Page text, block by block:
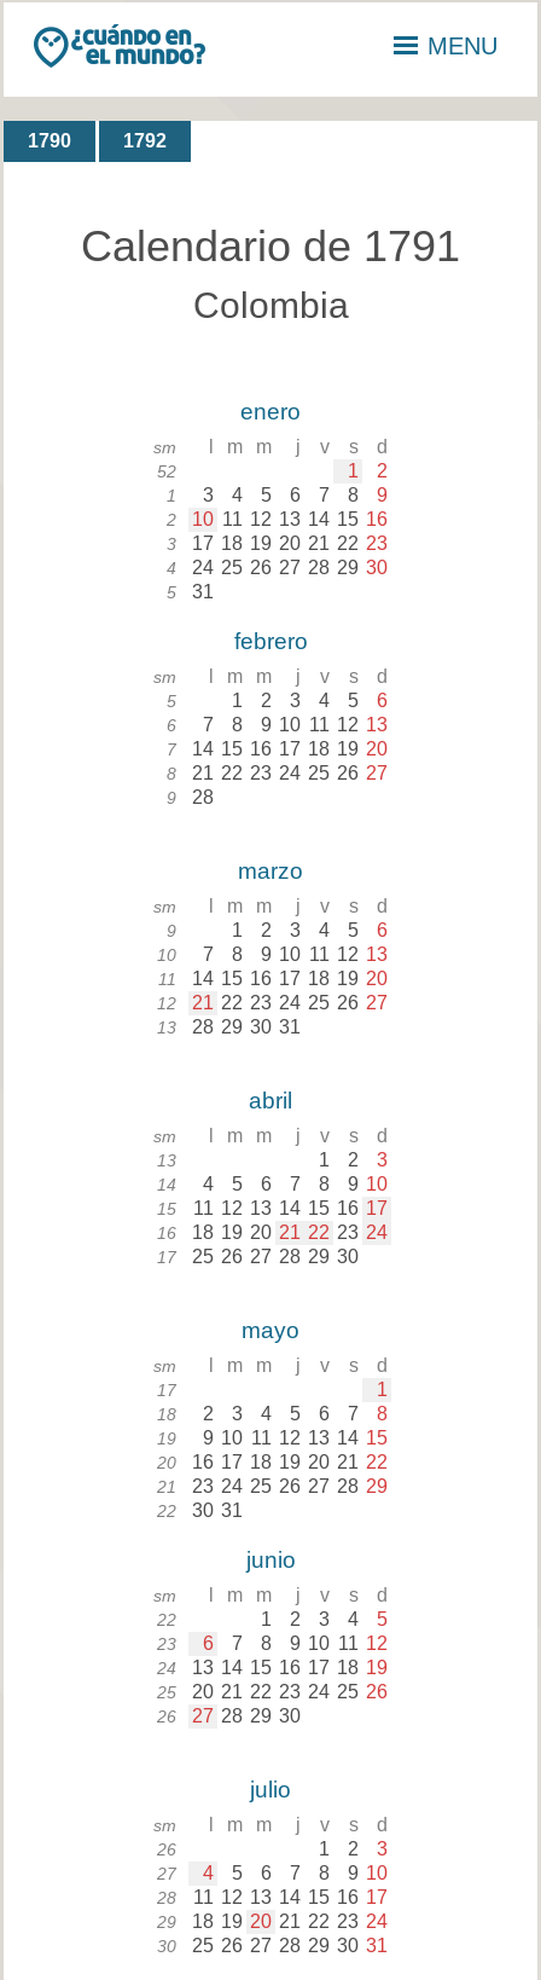
MENU
1790 1792
Calendario de 1791
Colombia
enero
sm m m j v s d
52 1 2
1 3 4 5 6 7 8 9
2 10 11 12 13 14 15 16
3 17 18 19 20 21 22 23
4 24 25 26 27 28 29 30
5 31
febrero
sm m m j v s d
5 1 2 3 4 5 6
6 7 8 9 10 11 12 13
7 14 15 16 17 18 19 20
8 21 22 23 24 25 26 27
9 28
marzo
sm m m j v s d
9 1 2 3 4 5 6
10 7 8 9 10 11 12 13
11 14 15 16 17 18 19 20
12 21 22 23 24 25 26 27
13 28 29 30 31
abril
sm m m j v s d
13 1 2 3
14 4 5 6 7 8 9 10
15 11 12 13 14 15 16 17
16 18 19 20 21 22 23 24
17 25 26 27 28 29 30
mayo
sm m m j v s d
17 1
18 2 3 4 5 6 7 8
19 9 10 11 12 13 14 15
20 16 17 18 19 20 21 22
21 23 24 25 26 27 28 29
22 30 31
junio
sm m m j v s d
22 1 2 3 4 5
23 6 7 8 9 10 11 12
24 13 14 15 16 17 18 19
25 20 21 22 23 24 25 26
26 27 28 29 30
julio
sm m m j v s d
26 1 2 3
27 4 5 6 7 8 9 10
28 11 12 13 14 15 16 17
29 18 19 20 21 22 23 24
30 25 26 27 28 29 30 31